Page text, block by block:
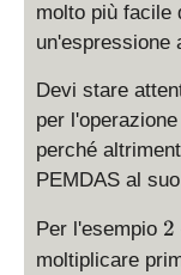
molto più facile
un'espressione
Devi stare
per
perché
PEMDAS al
Per l'esempio 2
+
2
moltiplicare